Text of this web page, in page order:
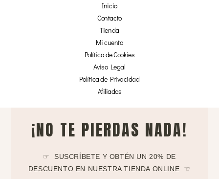
Inicio
Contacto
Tienda
Mi cuenta
Política de Cookies
Aviso Legal
Política de Privacidad
Afiliados
¡NO TE PIERDAS NADA!
☞ SUSCRÍBETE Y OBTÉN UN 20% DE
DESCUENTO EN NUESTRA TIENDA ONLINE ☜